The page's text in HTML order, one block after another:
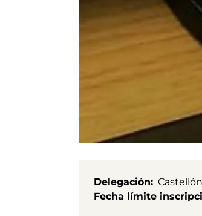
Delegación
Castellón
Fecha límite